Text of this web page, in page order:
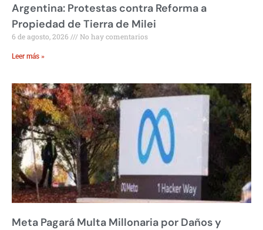
Argentina: Protestas contra Reforma a
Propiedad de Tierra de Milei
6 de agosto, 2026 No hay comentarios
Leer más »
Meta Pagará Multa Millonaria por Daños y